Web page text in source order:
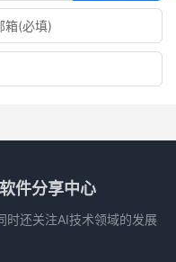
件分享中心
时还关注AI技术领域的发展